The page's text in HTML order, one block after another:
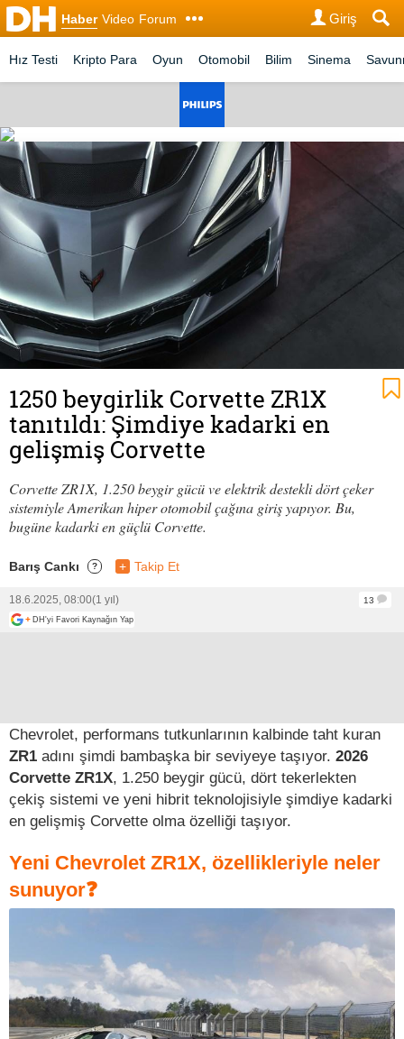
Haber Video Forum Giriş
Hız Testi Kripto Para Oyun Otomobil Bilim Sinema
1250 beygirlik Corvette ZR1X
tanıtıldı: Şimdiye kadarki en
gelişmiş Corvette
Corvette ZR1X, 1.250 beygir gücü ve elektrik destekli dört çeker
sistemiyle Amerikan hiper otomobil çağına giriş yapıyor. Bu,
bugüne kadarki en güçlü Corvette.
Barış Cankı ? + Takip Et
18.6.2025, 08:00(1 yıl)
13
+ DH'yi Favori Kaynağın Yap
Chevrolet, performans tutkunlarının kalbinde taht kuran
ZR1 adını şimdi bambaşka bir seviyeye taşıyor. 2026
Corvette ZR1X, 1.250 beygir gücü, dört tekerlekten
çekiş sistemi ve yeni hibrit teknolojisiyle şimdiye kadarki
en gelişmiş Corvette olma özelliği taşıyor.
Yeni Chevrolet ZR1X, özellikleriyle neler
sunuyor❓